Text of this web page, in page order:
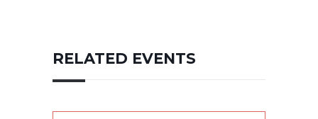
RELATED EVENTS